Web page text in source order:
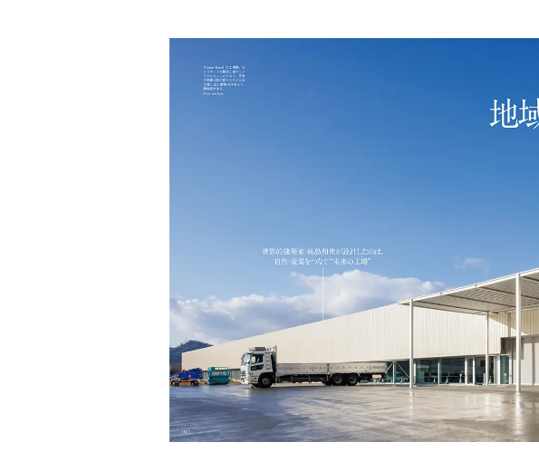
INFORMATION 2026.7.31
Ento ＜エントウ＞ 海士町
がれる高知の“塩"スピリ
ット塩の道をゆく高知旅
｜中編
2025.7.30
青森県弘前市 大阪屋の